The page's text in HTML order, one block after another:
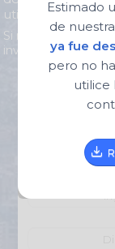
utilizando los
Si realizaste el
invitamos a
Estimado
de
ya fue
pero no
utilice